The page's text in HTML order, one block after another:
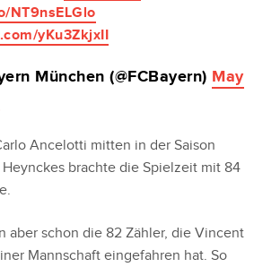
NT9nsELGlo
yKu3ZkjxII
München (@FCBayern) May
Ancelotti mitten in der Saison
brachte die Spielzeit mit 84
aber schon die 82 Zähler, die Vincent
Mannschaft eingefahren hat. So